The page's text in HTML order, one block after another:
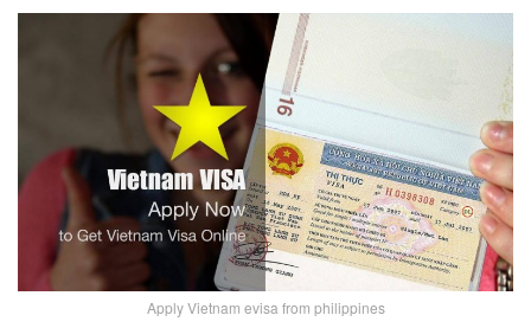
Apply Vietnam evisa from philippines